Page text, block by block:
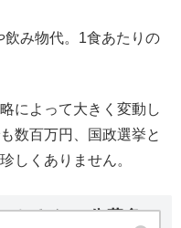
み物代。1食あたりの
によって大きく変動し
数百万円、国政選挙と
しくありません。
おきたい公費負